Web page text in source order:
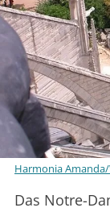
Harmonia
Das Notre-